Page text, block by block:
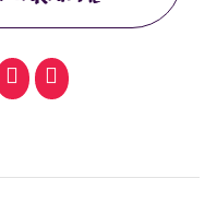
SMS email